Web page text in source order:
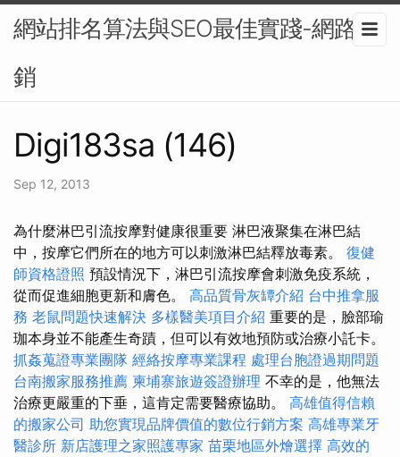
網站排名算法與SEO最佳實踐-網路行
銷
Digi183sa (146)
Sep 12, 2013
為什麼淋巴引流按摩對健康很重要 淋巴液聚集在淋巴結
中，按摩它們所在的地方可以刺激淋巴結釋放毒素。 復健
師資格證照 預設情況下，淋巴引流按摩會刺激免疫系統，
從而促進細胞更新和膚色。 高品質骨灰罈介紹 台中推拿服
務 老鼠問題快速解決 多樣醫美項目介紹 重要的是，臉部瑜
珈本身並不能產生奇蹟，但可以有效地預防或治療小託卡。
抓姦蒐證專業團隊 經絡按摩專業課程 處理台胞證過期問題
台南搬家服務推薦 柬埔寨旅遊簽證辦理 不幸的是，他無法
治療更嚴重的下垂，這肯定需要醫療協助。 高雄值得信賴
的搬家公司 助您實現品牌價值的數位行銷方案 高雄專業牙
醫診所 新店護理之家照護專家 苗栗地區外燴選擇 高效的